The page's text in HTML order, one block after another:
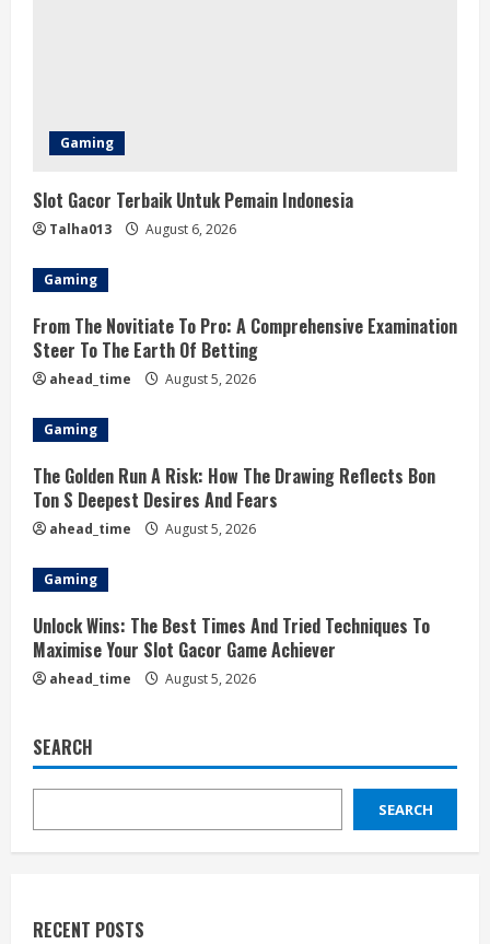
Gaming
Slot Gacor Terbaik Untuk Pemain Indonesia
Talha013 August 6, 2026
Gaming
From The Novitiate To Pro: A Comprehensive Examination
Steer To The Earth Of Betting
ahead_time August 5, 2026
Gaming
The Golden Run A Risk: How The Drawing Reflects Bon
Ton S Deepest Desires And Fears
ahead_time August 5, 2026
Gaming
Unlock Wins: The Best Times And Tried Techniques To
Maximise Your Slot Gacor Game Achiever
ahead_time August 5, 2026
SEARCH
SEARCH
RECENT POSTS